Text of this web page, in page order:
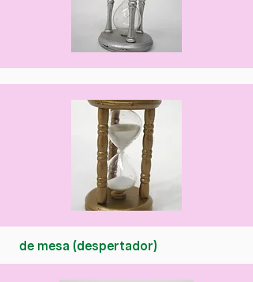
de mesa (despertador)